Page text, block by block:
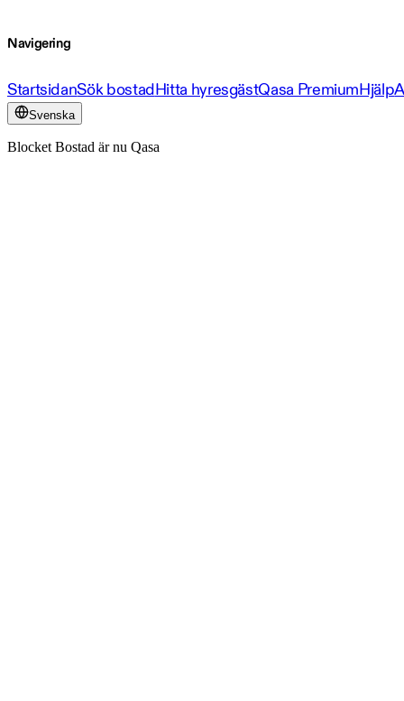
Navigering
StartsidanSök bostadHitta hyresgästQasa PremiumHjälp
Svenska
Blocket Bostad är nu Qasa